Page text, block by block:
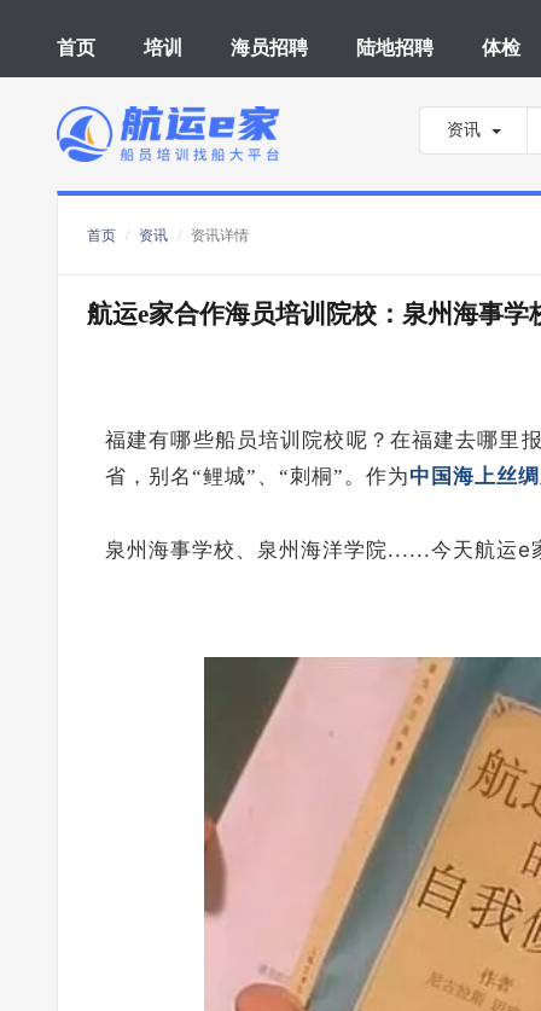
首页 培训 海员招聘 陆地招聘 体检
资讯
首页 资讯 资讯详情
航运e家合作海员培训院校：泉州海事学
福建有哪些船员培训院校呢？ 在福建去哪里
省，别名“鲤城”、“刺桐”。作为中国海上丝
泉州海事学校、泉州海洋学院......今天航运e